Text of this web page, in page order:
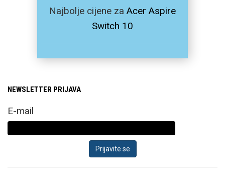
Najbolje cijene za Acer Aspire
Switch 10
NEWSLETTER PRIJAVA
E-mail